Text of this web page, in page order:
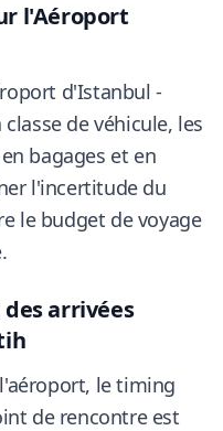
l'Aéroport
d'Istanbul -
de véhicule, les
bagages et en
l'incertitude du
le budget de voyage
arrivées
le timing
de rencontre est